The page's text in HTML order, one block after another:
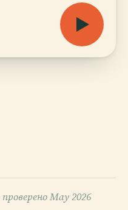
проверено May 2026